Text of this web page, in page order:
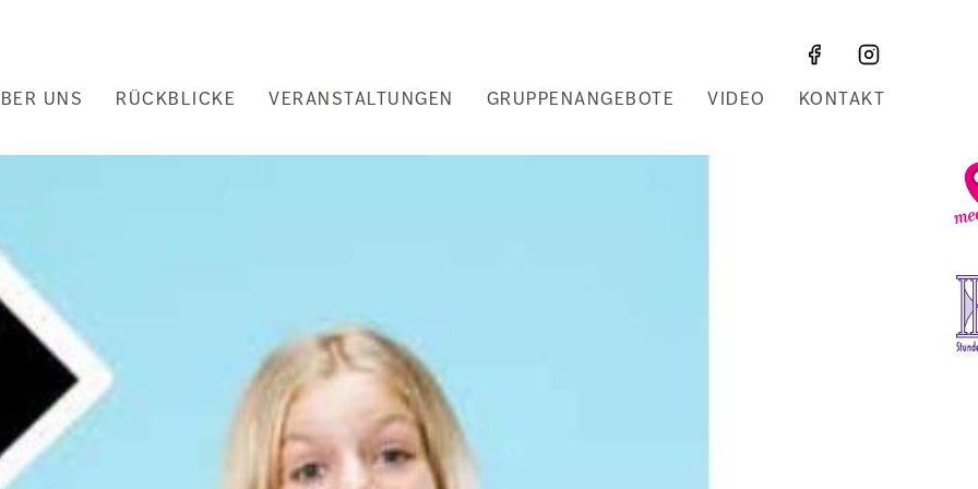
UNS RÜCKBLICKE VERANSTALTUNGEN GRUPPENANGEBOTE VIDEO KONTAKT